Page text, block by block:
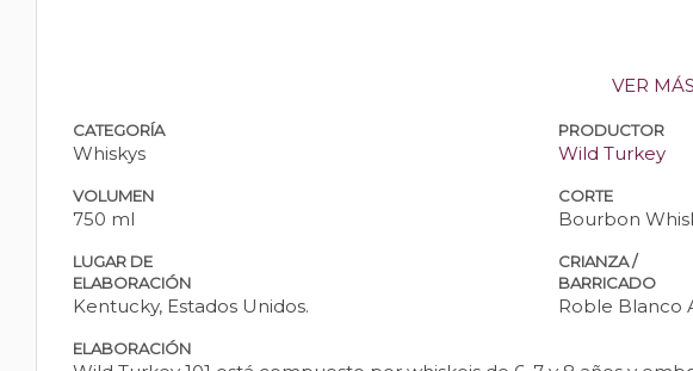
VER
CATEGORÍA
Whiskys
PRODUCTOR
Wild Turkey
VOLUMEN
750 ml
CORTE
Bourbon
LUGAR DE
ELABORACIÓN
Kentucky, Estados Unidos.
CRIANZA /
BARRICADO
Roble Blanco
ELABORACIÓN